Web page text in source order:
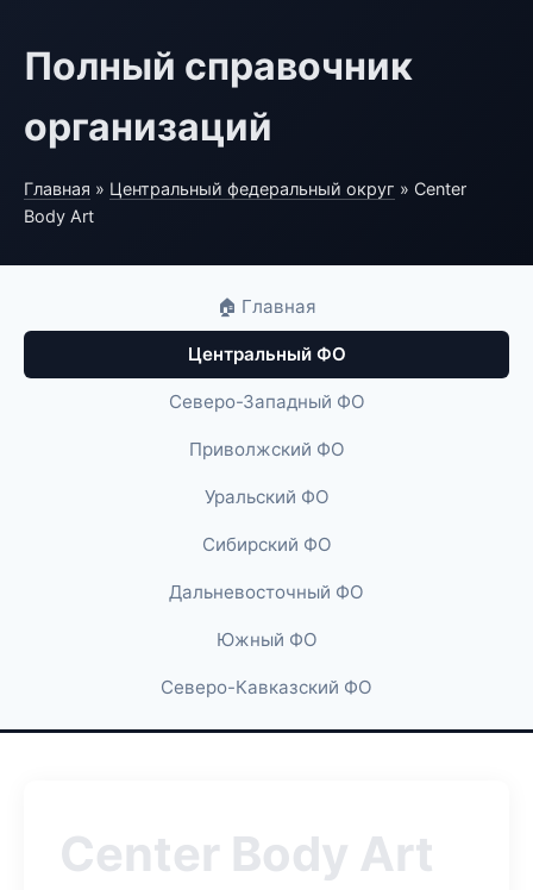
Полный справочник
организаций
Главная » Центральный федеральный округ » Center
Body Art
🏠 Главная
Центральный ФО
Северо-Западный ФО
Приволжский ФО
Уральский ФО
Сибирский ФО
Дальневосточный ФО
Южный ФО
Северо-Кавказский ФО
Center Body Art